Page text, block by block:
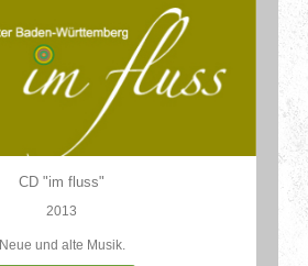
CD "im fluss"
2013
Neue und alte Musik.